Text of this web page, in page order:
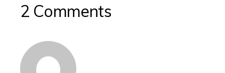
2 Comments